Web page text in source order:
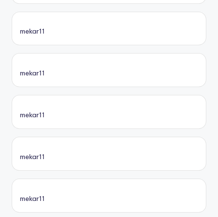
mekar11
mekar11
mekar11
mekar11
mekar11